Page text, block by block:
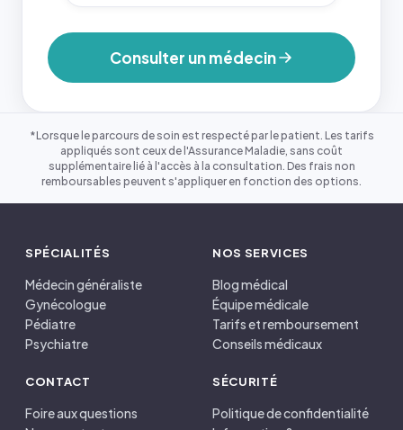
Consulter un médecin
*Lorsque le parcours de soin est respecté par le patient. Les tarifs
appliqués sont ceux de l'Assurance Maladie, sans coût
supplémentaire lié à l'accès à la consultation. Des frais non
remboursables peuvent s'appliquer en fonction des options.
SPÉCIALITÉS
Médecin généraliste
Gynécologue
Pédiatre
Psychiatre
NOS SERVICES
Blog médical
Équipe médicale
Tarifs et remboursement
Conseils médicaux
CONTACT
Foire aux questions
SÉCURITÉ
Politique de confidentialité